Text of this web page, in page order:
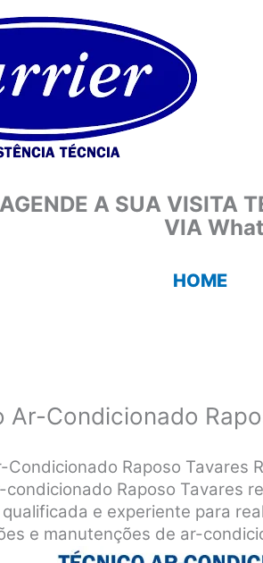
AGENDE A SUA VISITA
VIA
HOME
Ar-Condicionado
Condicionado Raposo Tavares
condicionado Raposo Tavares
e experiente para
e manutenções de ar-